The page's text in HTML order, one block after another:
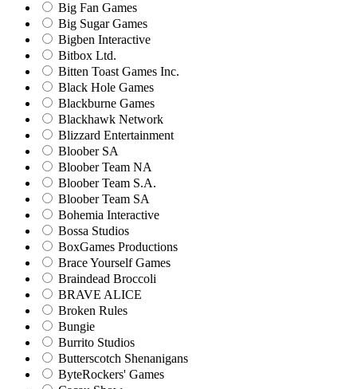
Big Fan Games
Big Sugar Games
Bigben Interactive
Bitbox Ltd.
Bitten Toast Games Inc.
Black Hole Games
Blackburne Games
Blackhawk Network
Blizzard Entertainment
Bloober SA
Bloober Team NA
Bloober Team S.A.
Bloober Team SA
Bohemia Interactive
Bossa Studios
BoxGames Productions
Brace Yourself Games
Braindead Broccoli
BRAVE ALICE
Broken Rules
Bungie
Burrito Studios
Butterscotch Shenanigans
ByteRockers' Games